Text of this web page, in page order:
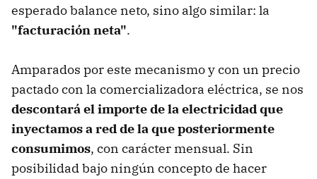
esperado balance neto, sino algo similar: la
"facturación neta".
Amparados por este mecanismo y con un precio
pactado con la comercializadora eléctrica, se nos
descontará el importe de la electricidad que
inyectamos a red de la que posteriormente
consumimos, con carácter mensual. Sin
posibilidad bajo ningún concepto de hacer